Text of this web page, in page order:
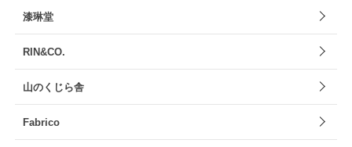
漆琳堂
RIN&CO.
山のくじら舎
Fabrico